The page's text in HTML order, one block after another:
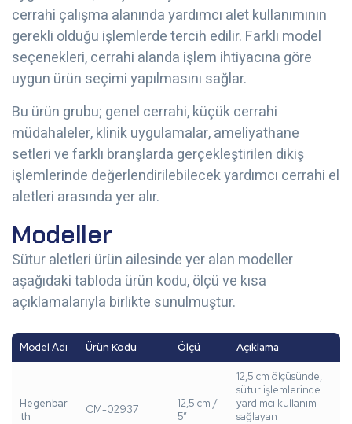
cerrahi çalışma alanında yardımcı alet kullanımının
gerekli olduğu işlemlerde tercih edilir. Farklı model
seçenekleri, cerrahi alanda işlem ihtiyacına göre
uygun ürün seçimi yapılmasını sağlar.
Bu ürün grubu; genel cerrahi, küçük cerrahi
müdahaleler, klinik uygulamalar, ameliyathane
setleri ve farklı branşlarda gerçekleştirilen dikiş
işlemlerinde değerlendirilebilecek yardımcı cerrahi el
aletleri arasında yer alır.
Modeller
Sütur aletleri ürün ailesinde yer alan modeller
aşağıdaki tabloda ürün kodu, ölçü ve kısa
açıklamalarıyla birlikte sunulmuştur.
Model Adı Ürün Kodu Ölçü Açıklama
Hegenbar
th
CM-02937
12,5 cm /
5”
12,5 cm ölçüsünde,
sütur işlemlerinde
yardımcı kullanım
sağlayan